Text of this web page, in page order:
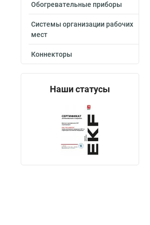
Обогревательные приборы
Системы организации рабочих
мест
Коннекторы
Наши статусы